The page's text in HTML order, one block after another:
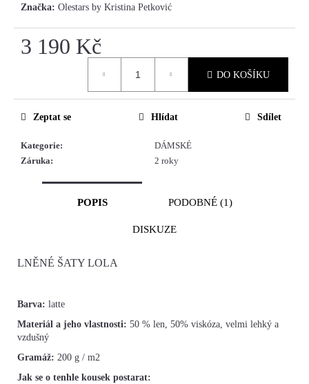
Značka: Olestars by Kristina Petković
3 190 Kč
DO KOŠÍKU
Kategorie:
DÁMSKÉ
Záruka: 2 roky
Zeptat se Hlídat Sdílet
POPIS PODOBNÉ (1)
DISKUZE
LNĚNÉ ŠATY LOLA
Barva: latte
Materiál a jeho vlastnosti: 50 % len, 50% viskóza, velmi lehký a
vzdušný
Gramáž: 200 g / m2
Jak se o tenhle kousek postarat:
M
E